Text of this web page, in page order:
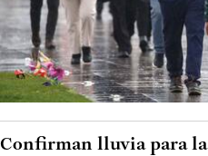
Confirman lluvia para